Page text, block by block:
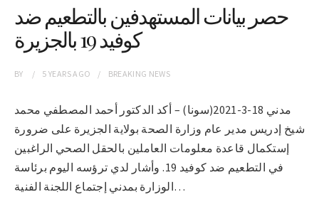
حصر بيانات المستهدفين بالتطعيم ضد
كوفيد 19 بالجزيرة
BY 5 YEARSAGO BREAKING NEWS
مدني 18-3-2021(سونا) – أكد الدكتور أحمد المصطفي محمد
شيخ إدريس مدير عام وزارة الصحة بولاية الجزيرة على ضرورة
إستكمال قاعدة معلومات العاملين بالحقل الصحي الراغبين
في التطعيم ضد كوفيد 19. وأشار لدي ترؤسه اليوم برئاسة
الوزارة بمدني إجتماع اللجنة الفنية…